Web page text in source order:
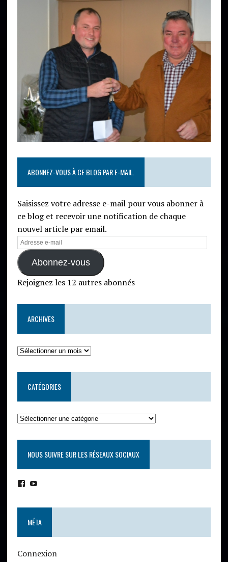
ABONNEZ-VOUS À CE BLOG PAR E-MAIL.
Saisissez votre adresse e-mail pour vous abonner à
ce blog et recevoir une notification de chaque
nouvel article par email.
Abonnez-vous
Rejoignez les 12 autres abonnés
ARCHIVES
CATÉGORIES
NOUS SUIVRE SUR LES RÉSEAUX SOCIAUX
MÉTA
Connexion